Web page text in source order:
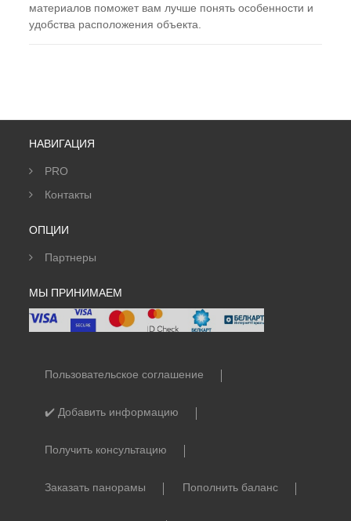
материалов поможет вам лучше понять особенности и
удобства расположения объекта.
НАВИГАЦИЯ
PRO
Контакты
ОПЦИИ
Партнеры
МЫ ПРИНИМАЕМ
Пользовательское соглашение
✔️ Добавить информацию
Получить консультацию
Заказать панорамы Пополнить баланс